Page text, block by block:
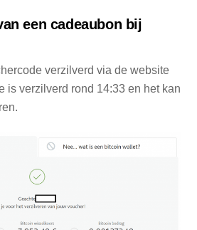
een cadeaubon bij
verzilverd via de website
is verzilverd rond 14:33 en het kan